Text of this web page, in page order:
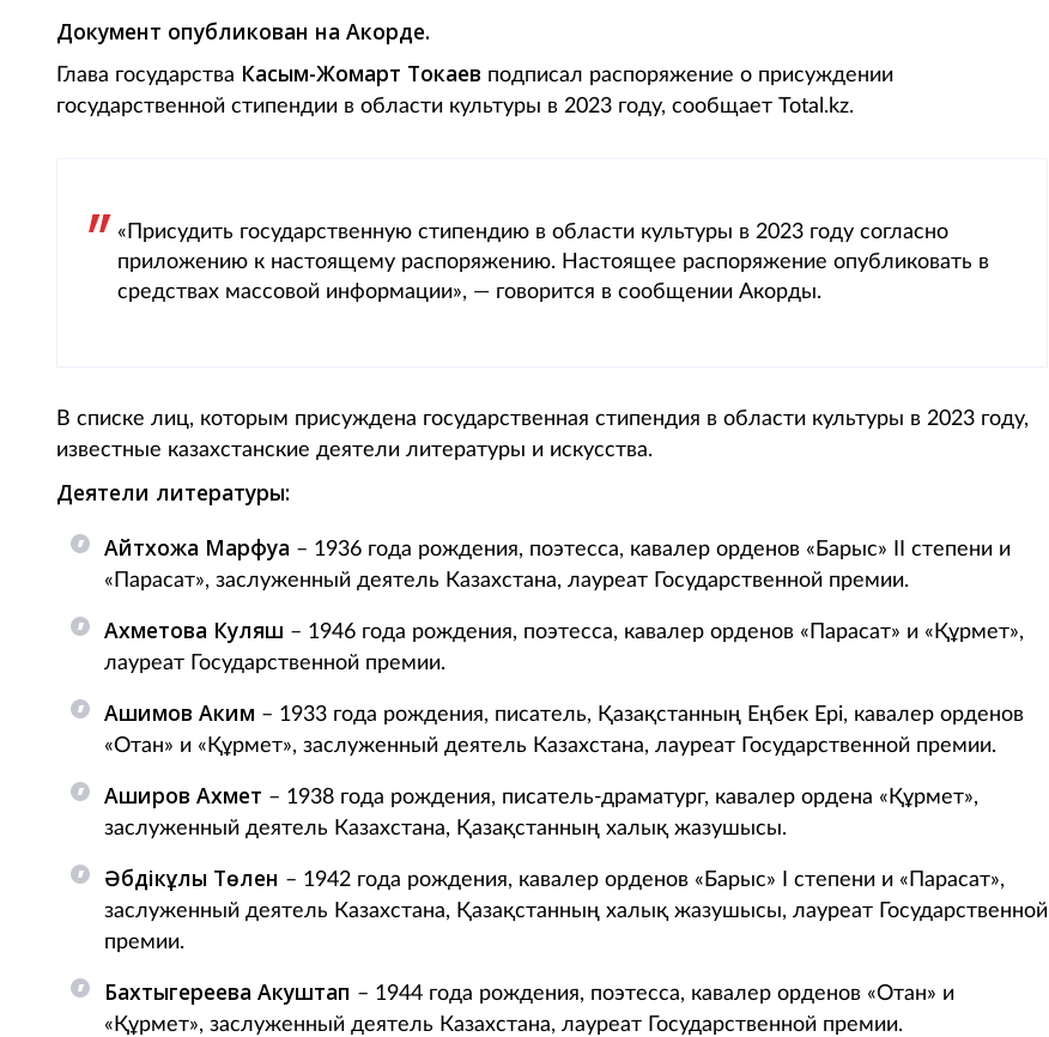
Документ опубликован на Акорде.
Глава государства Касым-Жомарт Токаев подписал распоряжение о присуждении
государственной стипендии в области культуры в 2023 году, сообщает Total.kz.
«Присудить государственную стипендию в области культуры в 2023 году согласно
приложению к настоящему распоряжению. Настоящее распоряжение опубликовать в
средствах массовой информации», — говорится в сообщении Акорды.
В списке лиц, которым присуждена государственная стипендия в области культуры в 2023 году,
известные казахстанские деятели литературы и искусства.
Деятели литературы:
Айтхожа Марфуға – 1936 года рождения, поэтесса, кавалер орденов «Барыс» ІІ степени и
«Парасат», заслуженный деятель Казахстана, лауреат Государственной премии.
Ахметова Куляш – 1946 года рождения, поэтесса, кавалер орденов «Парасат» и «Құрмет»,
лауреат Государственной премии.
Ашимов Аким – 1933 года рождения, писатель, Қазақстанның Еңбек Ері, кавалер орденов
«Отан» и «Құрмет», заслуженный деятель Казахстана, лауреат Государственной премии.
Аширов Ахмет – 1938 года рождения, писатель-драматург, кавалер ордена «Құрмет»,
заслуженный деятель Казахстана, Қазақстанның халық жазушысы.
Әбдікұлы Төлен – 1942 года рождения, кавалер орденов «Барыс» І степени и «Парасат»,
заслуженный деятель Казахстана, Қазақстанның халық жазушысы, лауреат Государственной
премии.
Бахтыгереева Акуштап – 1944 года рождения, поэтесса, кавалер орденов «Отан» и
«Құрмет», заслуженный деятель Казахстана, лауреат Государственной премии.